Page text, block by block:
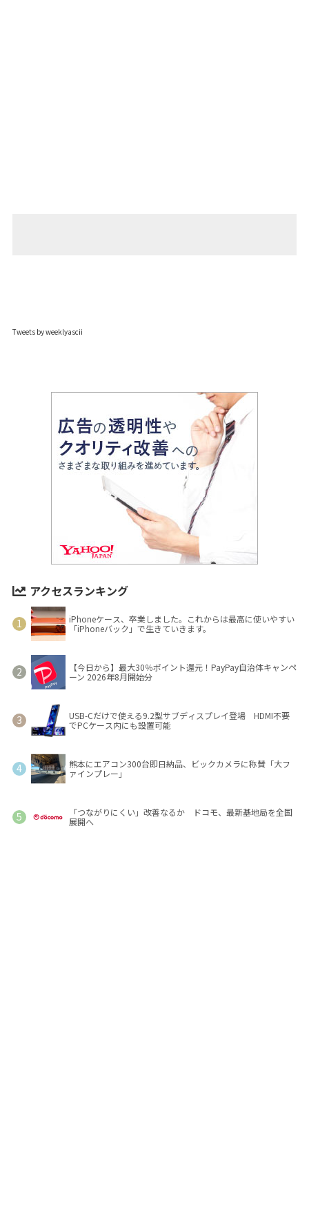
Tweets by weeklyascii
アクセスランキング
iPhoneケース、卒業しました。これからは最高に使いやすい
「iPhoneバック」で生きていきます。
【今日から】最大30％ポイント還元！PayPay自治体キャンペ
ーン 2026年8月開始分
USB-Cだけで使える9.2型サブディスプレイ登場 HDMI不要
でPCケース内にも設置可能
熊本にエアコン300台即日納品、ビックカメラに称賛「大フ
ァインプレー」
「つながりにくい」改善なるか ドコモ、最新基地局を全国
展開へ